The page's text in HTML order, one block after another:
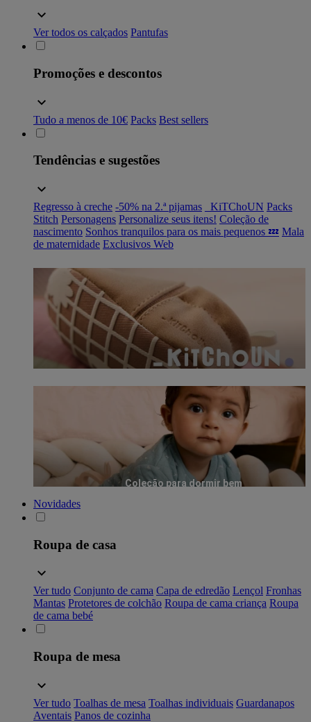
Ver todos os calçados Pantufas
Promoções e descontos
Tudo a menos de 10€ Packs Best sellers
Tendências e sugestões
Regresso à creche -50% na 2.ª pijamas _KiTChoUN Packs
Stitch Personagens Personalize seus itens! Coleção de
nascimento Sonhos tranquilos para os mais pequenos 💤 Mala
de maternidade Exclusivos Web
Coleção para dormir bem
Novidades
Roupa de casa
Ver tudo Conjunto de cama Capa de edredão Lençol Fronhas
Mantas Protetores de colchão Roupa de cama criança Roupa
de cama bebé
Roupa de mesa
Ver tudo Toalhas de mesa Toalhas individuais Guardanapos
Aventais Panos de cozinha